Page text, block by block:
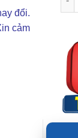
đổi.
cảm